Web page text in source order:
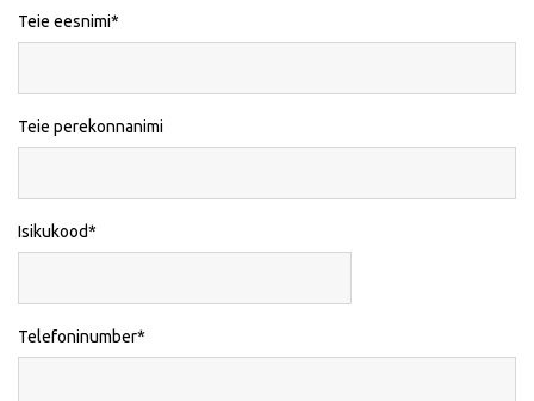
Teie eesnimi
Teie perekonnanimi
Isikukood
Telefoninumber